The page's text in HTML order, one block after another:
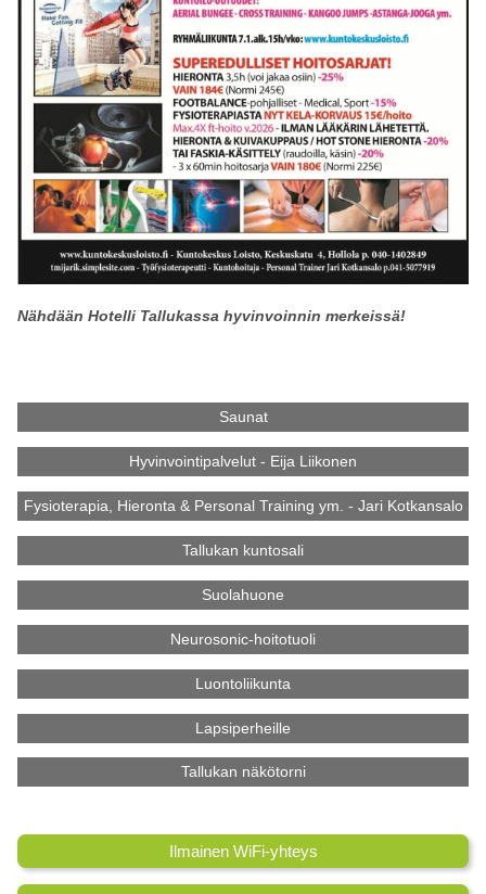
Nähdään Hotelli Tallukassa hyvinvoinnin merkeissä!
Saunat
Hyvinvointipalvelut - Eija Liikonen
Fysioterapia, Hieronta & Personal Training ym. - Jari Kotkansalo
Tallukan kuntosali
Suolahuone
Neurosonic-hoitotuoli
Luontoliikunta
Lapsiperheille
Tallukan näkötorni
Ilmainen WiFi-yhteys